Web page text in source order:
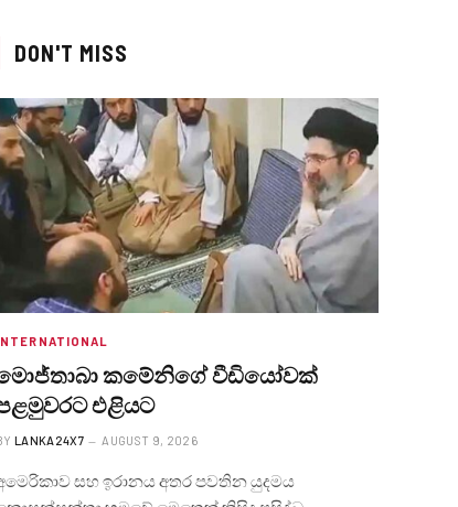
DON'T MISS
කමේනිගේ වීඩියෝවක්
එළියට
LANKA24X7 AUGUST 9, 2026
සහ ඉරානය අතර පවතින යුදමය